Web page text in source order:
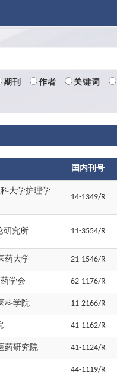
期刊 作者 关键词
国内刊号
大学护理学
14-1349/R
研究所 11-3554/R
药大学 21-1546/R
学会 62-1176/R
科学院 11-2166/R
41-1162/R
药研究院 41-1124/R
44-1119/R